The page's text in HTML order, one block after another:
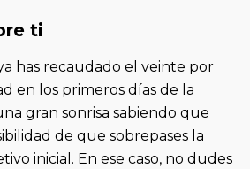
ti
has recaudado el veinte por
en los primeros días de la
gran sonrisa sabiendo que
de que sobrepases la
inicial. En ese caso, no dudes